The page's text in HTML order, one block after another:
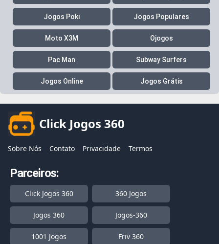
Jogos Poki Jogos Populares
Moto X3M Ojogos
Pac Man Subway Surfers
Jogos Online Jogos Grátis
Click Jogos 360
Sobre Nós Contato Privacidade Termos
Parceiros:
Click Jogos 360 360 Jogos
Jogos 360 Jogos-360
1001 Jogos Friv 360